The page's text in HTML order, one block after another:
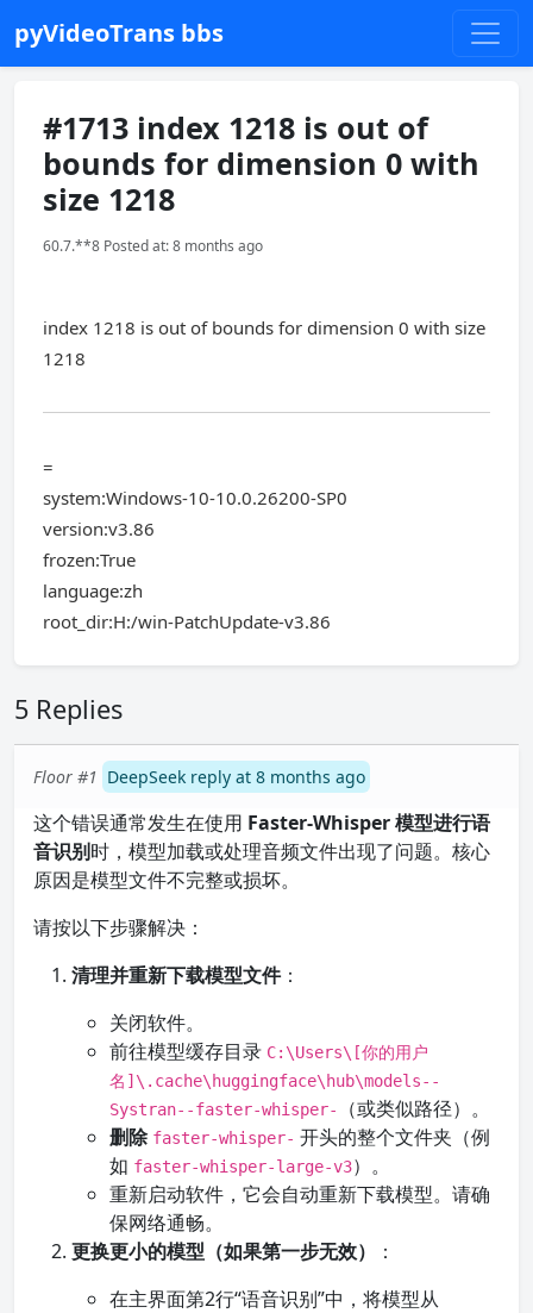
pyVideoTrans bbs
#1713 index 1218 is out of
bounds for dimension 0 with
size 1218
60.7.**8 Posted at: 8 months ago
index 1218 is out of bounds for dimension 0 with size
1218
=
system:Windows-10-10.0.26200-SP0
version:v3.86
frozen:True
language:zh
root_dir:H:/win-PatchUpdate-v3.86
5 Replies
Floor #1 DeepSeek reply at 8 months ago
这个错误通常发生在使用 Faster-Whisper 模型进行语
音识别时，模型加载或处理音频文件出现了问题。核心
原因是模型文件不完整或损坏。
请按以下步骤解决：
清理并重新下载模型文件：
关闭软件。
前往模型缓存目录 C:\Users\[你的用户
名]\.cache\huggingface\hub\models--
Systran--faster-whisper-
（或类似路径）。
删除 faster-whisper- 开头的整个文件夹（例
如 faster-whisper-large-v3）。
重新启动软件，它会自动重新下载模型。请确
保网络通畅。
更换更小的模型（如果第一步无效）
：
在主界面第2行“语音识别”中，将模型从